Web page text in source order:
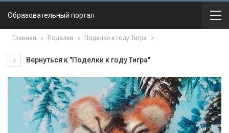
Образовательный портал
Главная Поделки Поделки к году Тигра
Вернуться к "Поделки к году Тигра"